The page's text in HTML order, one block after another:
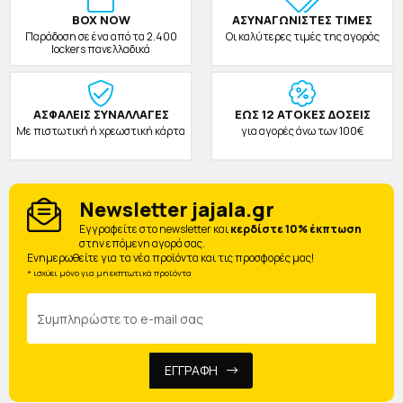
BOX NOW
Παράδοση σε ένα από τα 2.400
lockers πανελλαδικά
ΑΣΥΝΑΓΩΝΙΣΤΕΣ ΤΙΜΕΣ
Οι καλύτερες τιμές της αγοράς
ΑΣΦΑΛΕΙΣ ΣΥΝΑΛΛΑΓΕΣ
Με πιστωτική ή χρεωστική κάρτα
ΕΩΣ 12 ΑΤΟΚΕΣ ΔΟΣΕΙΣ
για αγορές άνω των 100€
Newsletter jajala.gr
Eγγραφείτε στο newsletter καικερδίστε 10% έκπτωση
στην επόμενη αγορά σας.
Ενημερωθείτε για τα νέα προϊόντα και τις προσφορές μας!
* ισχύει μόνο για μη εκπτωτικά προϊόντα
ΕΓΓΡΑΦΗ